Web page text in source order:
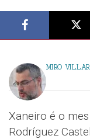
MIRO VILLAR
Xaneiro é o
Rodríguez